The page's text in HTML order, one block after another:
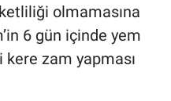
olmamasına
6 gün içinde yem
zam yapması